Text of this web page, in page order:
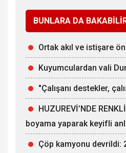
BUNLARA DA
Ortak akıl ve istişare
Kuyumculardan vali
"Çalışanı destekler,
HUZUREVİ’NDE
boyama yaparak keyifli
Çöp kamyonu devrildi: